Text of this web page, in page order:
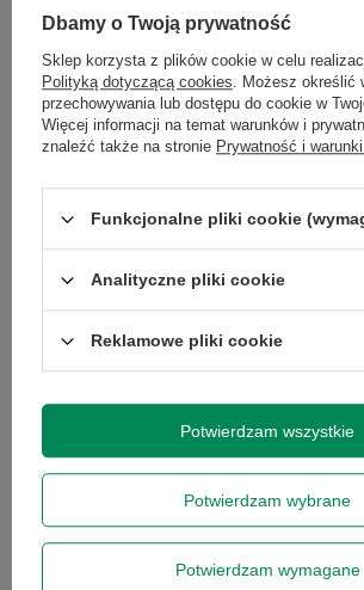
Wysokość
produktu
34
Pojemność
podajnika
250
papieru (kartki)
obciążenie
Prędkość druku
27
Dbamy o Twoją prywatność
Sklep korzysta z plików cookie w celu
Polityką dotyczącą cookies. Możesz określić
przechowywania lub dostępu do cookie w
Więcej informacji na temat warunków i
znaleźć także na stronie Prywatność i
Funkcjonalne pliki cookie
Analityczne pliki cookie
Reklamowe pliki cookie
Potwierdzam wybrane
Potwierdzam wymagane
Potwierdzam wszystkie